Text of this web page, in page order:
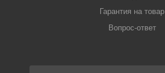
Гарантия на товар
Вопрос-ответ